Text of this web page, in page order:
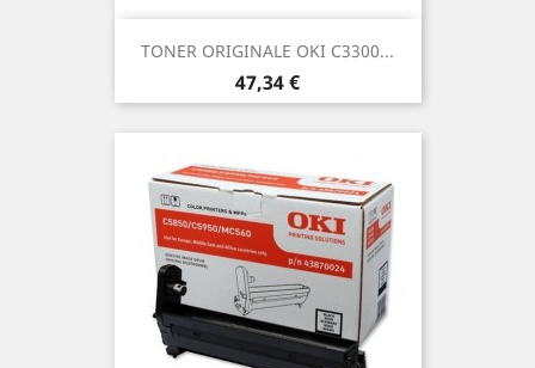
TONER ORIGINALE OKI C3300...
Prezzo
47,34 €